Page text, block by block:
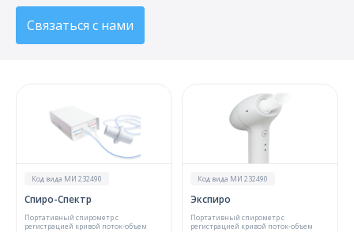
О компании
Карьера
Связаться с нами
Код вида МИ 232490
Спиро-Спектр
Портативный спирометр с
регистрацией кривой поток-объем
Код вида МИ 232490
Экспиро
Портативный спирометр с
регистрацией кривой поток-объем